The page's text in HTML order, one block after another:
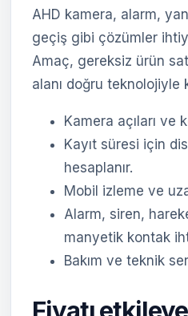
AHD kamera, alarm,
geçiş gibi çözümler
Amaç, gereksiz ürün
alanı doğru teknolojiyle
Kamera açıları ve
Kayıt süresi için
hesaplanır.
Mobil izleme ve
Alarm, siren,
manyetik kontak
Bakım ve teknik
Fiyatı